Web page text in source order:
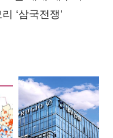
‘삼국전쟁’